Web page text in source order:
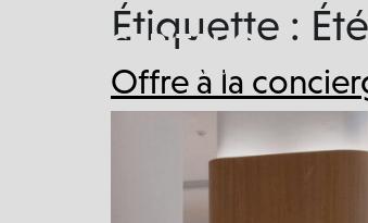
Étiquette : Été
Offre à la